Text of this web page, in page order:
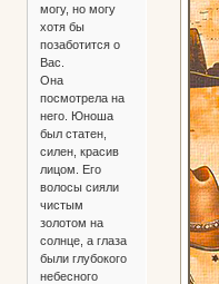
могу, но могу
хотя бы
позаботится о
Вас.
Она
посмотрела на
него. Юноша
был статен,
силен, красив
лицом. Его
волосы сияли
чистым
золотом на
солнце, а глаза
были глубокого
небесного